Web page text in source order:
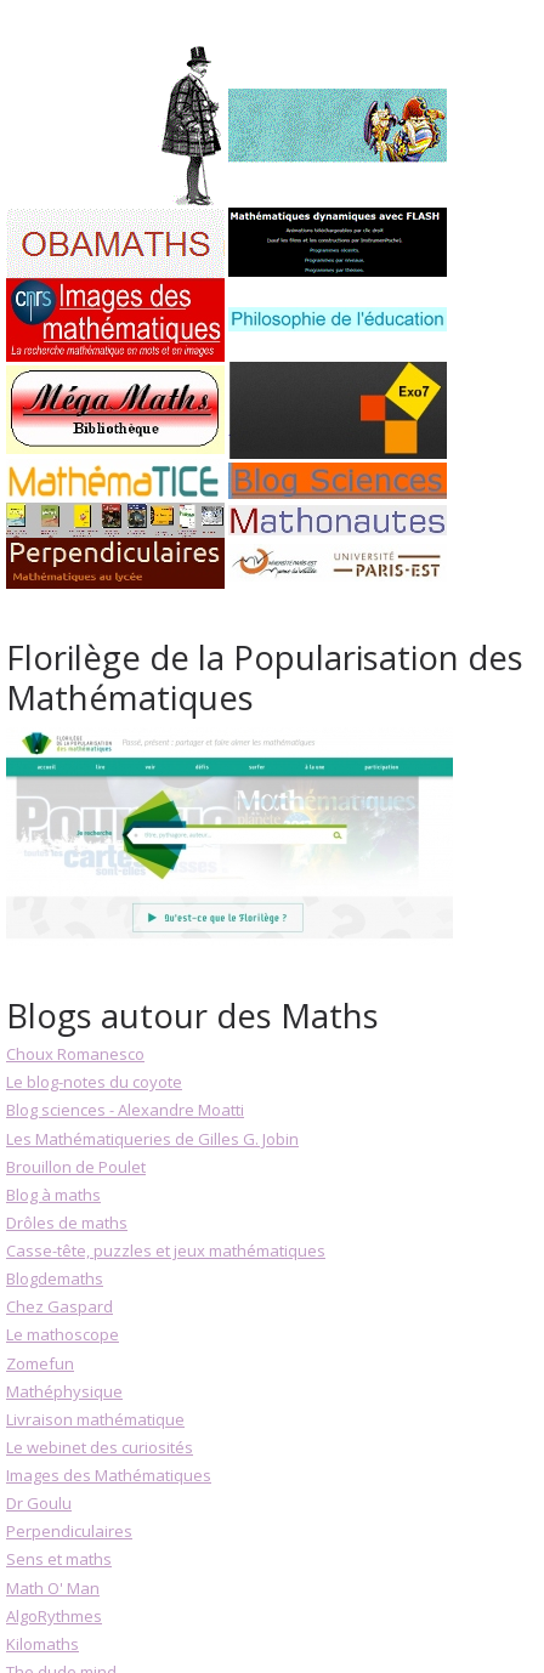
Florilège de la Popularisation des
Mathématiques
Blogs autour des Maths
Choux Romanesco
Le blog-notes du coyote
Blog sciences - Alexandre Moatti
Les Mathématiqueries de Gilles G. Jobin
Brouillon de Poulet
Blog à maths
Drôles de maths
Casse-tête, puzzles et jeux mathématiques
Blogdemaths
Chez Gaspard
Le mathoscope
Zomefun
Mathéphysique
Livraison mathématique
Le webinet des curiosités
Images des Mathématiques
Dr Goulu
Perpendiculaires
Sens et maths
Math O' Man
AlgoRythmes
Kilomaths